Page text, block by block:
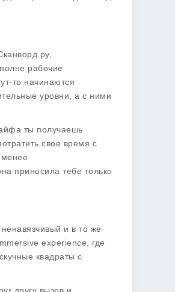
рабочие
то начинаются
уровни, а с ними
ты получаешь
свое время с
приносила тебе только
и в то же
experience, где
квадраты с